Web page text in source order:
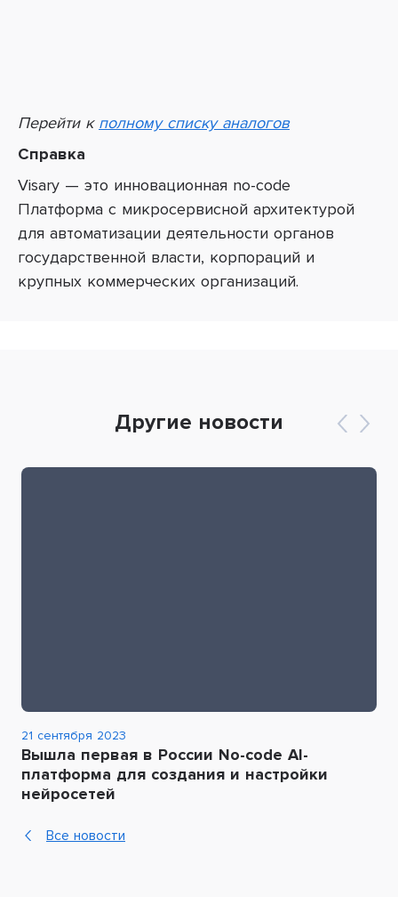
Перейти к полному списку аналогов
Справка
Visary — это инновационная no-code
Платформа с микросервисной архитектурой
для автоматизации деятельности органов
государственной власти, корпораций и
крупных коммерческих организаций.
Другие новости
21 сентября 2023
Вышла первая в России No-code AI-
платформа для создания и настройки
нейросетей
Все новости